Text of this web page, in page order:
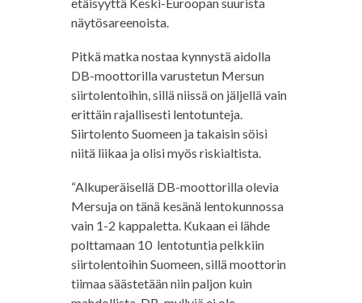
näytösareenoista.
Pitkä matka nostaa kynnystä aidolla
DB-moottorilla varustetun Mersun
siirtolentoihin, sillä niissä on jäljellä vain
erittäin rajallisesti lentotunteja.
Siirtolento Suomeen ja takaisin söisi
niitä liikaa ja olisi myös riskialtista.
“Alkuperäisellä DB-moottorilla olevia
Mersuja on tänä kesänä lentokunnossa
vain 1-2 kappaletta. Kukaan ei lähde
polttamaan 10 lentotuntia pelkkiin
siirtolentoihin Suomeen, sillä moottorin
tiimaa säästetään niin paljon kuin